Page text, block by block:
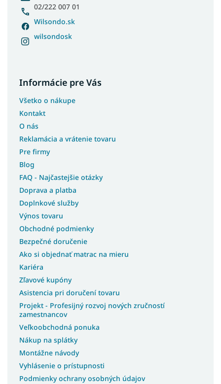
02/222 007 01
Wilsondo.sk
wilsondosk
Informácie pre Vás
Všetko o nákupe
Kontakt
O nás
Reklamácia a vrátenie tovaru
Pre firmy
Blog
FAQ - Najčastejšie otázky
Doprava a platba
Doplnkové služby
Výnos tovaru
Obchodné podmienky
Bezpečné doručenie
Ako si objednať matrac na mieru
Kariéra
Zľavové kupóny
Asistencia pri doručení tovaru
Projekt - Profesijný rozvoj nových zručností
zamestnancov
Veľkoobchodná ponuka
Nákup na splátky
Montážne návody
Vyhlásenie o prístupnosti
Podmienky ochrany osobných údajov